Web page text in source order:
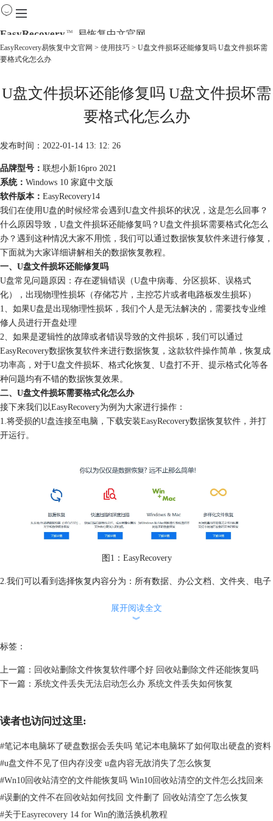
EasyRecovery TM 易恢复中文官网
下载
EasyRecovery易恢复中文官网 > 使用技巧 > U盘文件损坏还能修复吗 U盘文件损坏需
要格式化怎么办
U盘文件损坏还能修复吗 U盘文件损坏需
要格式化怎么办
发布时间：2022-01-14 13: 12: 26
品牌型号： 联想小新16pro 2021
系统： Windows 10 家庭中文版
软件版本： EasyRecovery14
我们在使用U盘的时候经常会遇到U盘文件损坏的状况，这是怎么回事？
什么原因导致，U盘文件损坏还能修复吗？U盘文件损坏需要格式化怎么
办？遇到这种情况大家不用慌，我们可以通过数据恢复软件来进行修复，
下面就为大家详细讲解相关的数据恢复教程。
一、U盘文件损坏还能修复吗
U盘常见问题原因：存在逻辑错误（U盘中病毒、分区损坏、误格式
化），出现物理性损坏（存储芯片，主控芯片或者电路板发生损坏）
1、如果U盘是出现物理性损坏，我们个人是无法解决的，需要找专业维
修人员进行开盘处理
2、如果是逻辑性的故障或者错误导致的文件损坏，我们可以通过
EasyRecovery数据恢复软件来进行数据恢复，这款软件操作简单，恢复成
功率高，对于U盘文件损坏、格式化恢复、U盘打不开、提示格式化等各
种问题均有不错的数据恢复效果。
二、U盘文件损坏需要格式化怎么办
接下来我们以EasyRecovery为例为大家进行操作：
1.将受损的U盘连接至电脑，下载安装EasyRecovery数据恢复软件，并打
开运行。
图1：EasyRecovery
2.我们可以看到选择恢复内容分为：所有数据、办公文档、文件夹、电子
图2：选择文件类型
3.接下来，我们就要选择恢复的位置，也就是文件原来的存储位置——U
展开阅读全文
︾
标签：
上一篇： 回收站删除文件恢复软件哪个好 回收站删除文件还能恢复吗
下一篇： 系统文件丢失无法启动怎么办 系统文件丢失如何恢复
读者也访问过这里:
#笔记本电脑坏了硬盘数据会丢失吗 笔记本电脑坏了如何取出硬盘的资料
#u盘文件不见了但内存没变 u盘内容无故消失了怎么恢复
#Wn10回收站清空的文件能恢复吗 Win10回收站清空的文件怎么找回来
#误删的文件不在回收站如何找回 文件删了 回收站清空了怎么恢复
#关于Easyrecovery 14 for Win的激活换机教程